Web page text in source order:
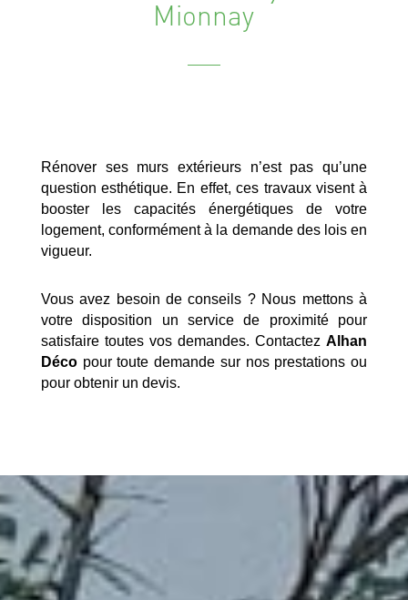
Mionnay
Rénover ses murs extérieurs n’est pas qu’une
question esthétique. En effet, ces travaux visent à
booster les capacités énergétiques de votre
logement, conformément à la demande des lois en
vigueur.
Vous avez besoin de conseils ? Nous mettons à
votre disposition un service de proximité pour
satisfaire toutes vos demandes. ContactezAlhan
Décopour toute demande sur nos prestations ou
pour obtenir un devis.